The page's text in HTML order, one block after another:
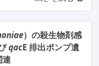
）の殺生物剤感
qacE 排出ポンプ遺
連